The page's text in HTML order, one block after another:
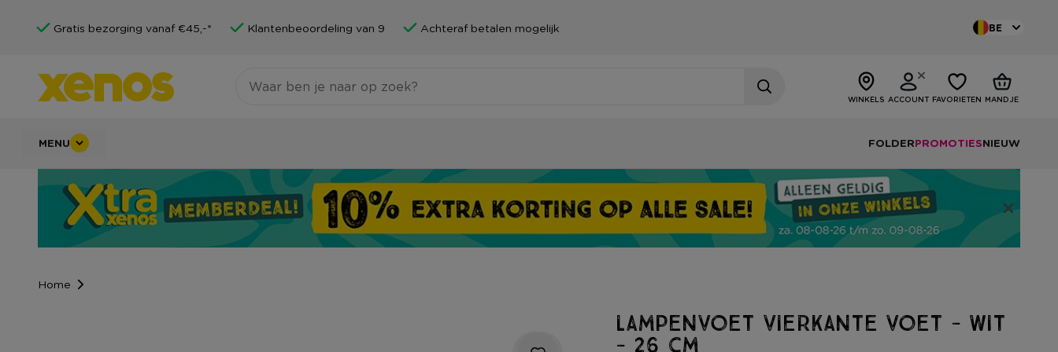
Gratis bezorging vanaf €45,-* Klantenbeoordeling van 9 Achteraf betalen mogelijk BE
WINKELS ACCOUNT FAVORIETEN MANDJE
MENU FOLDERPROMOTIESNIEUW
Home
Lampenvoet vierkante voet - wit
- 26 cm